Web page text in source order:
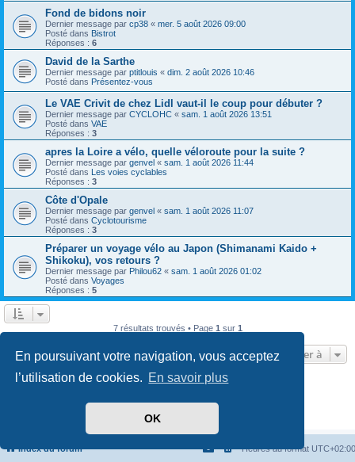
En poursuivant votre navigation, vous acceptez
l’utilisation de cookies. En savoir plus
OK
Fond de bidons noir
Dernier message par cp38 « mer. 5 août 2026 09:00
Posté dans Bistrot
Réponses : 6
David de la Sarthe
Dernier message par ptitlouis « dim. 2 août 2026 10:46
Posté dans Présentez-vous
Le VAE Crivit de chez Lidl vaut-il le coup pour débuter ?
Dernier message par CYCLOHC « sam. 1 août 2026 13:51
Posté dans VAE
Réponses : 3
apres la Loire a vélo, quelle véloroute pour la suite ?
Dernier message par genvel « sam. 1 août 2026 11:44
Posté dans Les voies cyclables
Réponses : 3
Côte d'Opale
Dernier message par genvel « sam. 1 août 2026 11:07
Posté dans Cyclotourisme
Réponses : 3
Préparer un voyage vélo au Japon (Shimanami Kaido +
Shikoku), vos retours ?
Dernier message par Philou62 « sam. 1 août 2026 01:02
Posté dans Voyages
Réponses : 5
7 résultats trouvés • Page 1 sur 1
Aller à
Index du forum Heures au format UTC+02:00
phpBB® Forum Software © phpBB Limited
Confidentialité